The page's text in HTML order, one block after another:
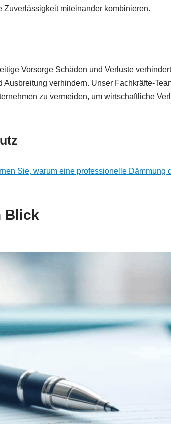
miteinander kombinieren.
Vorsorge Schäden und Verluste
verhindern. Unser Fachkräfte-
zu vermeiden, um wirtschaftliche
Sie, warum eine professionelle Dämmung
Blick